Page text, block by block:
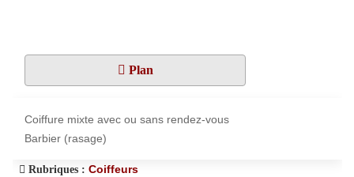
Plan
Coiffure mixte avec ou sans rendez-vous
Barbier (rasage)
Rubriques : Coiffeurs